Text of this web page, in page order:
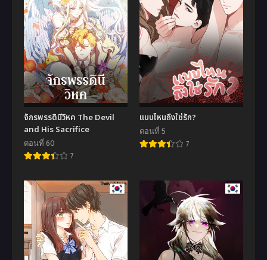
จักรพรรดินีวิหค The Devil
and His Sacrifice
ตอนที่ 60
7
แบบไหนถึงใช่รัก?
ตอนที่ 5
7